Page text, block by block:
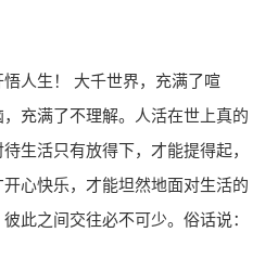
人生！ 大千世界，充满了喧
充满了不理解。人活在世上真的
生活只有放得下，才能提得起，
心快乐，才能坦然地面对生活的
此之间交往必不可少。俗话说：